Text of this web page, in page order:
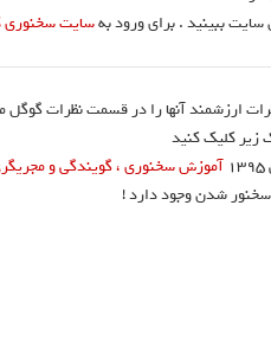
ببینید . برای ورود بهسایت سخنوری
ارزشمند آنها را در قسمت نظرات گوگل
زیر کلیک کنید
آموزش سخنوری ، گویندگی و
سخنور شدن وجود دارد !